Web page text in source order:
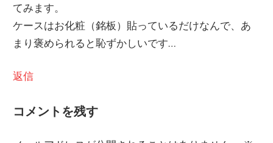
てみます。
ケースはお化粧（銘板）貼っているだけなんで、あ
まり褒められると恥ずかしいです…
返信
コメントを残す